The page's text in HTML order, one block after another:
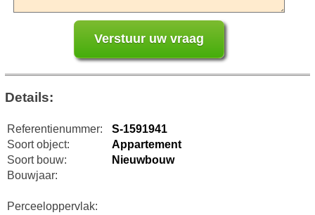
Details:
Referentienummer:
S-1591941
Soort object:
Appartement
Soort bouw:
Nieuwbouw
Bouwjaar:
Perceeloppervlak: